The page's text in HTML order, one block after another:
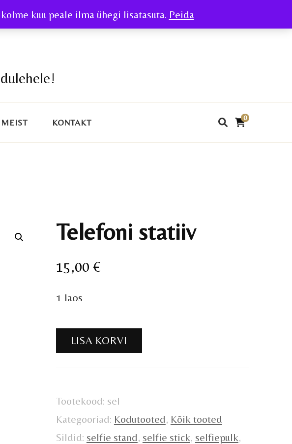
kuu peale ilma ühegi lisatasuta. Peida
MEIST KONTAKT
0
Telefoni statiiv
15,00 €
1 laos
Telefoni
statiiv
LISA KORVI
Tootekood: sel
Kategooriad: Kodutooted, Kõik tooted
Sildid: selfie stand, selfie stick, selfiepulk,